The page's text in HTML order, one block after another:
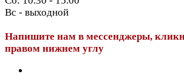
Вс - выходной
Напишите нам в мессенджеры,
правом нижнем углу